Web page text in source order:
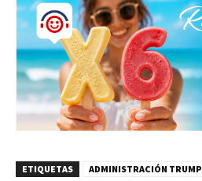
ETIQUETAS
ADMINISTRACIÓN TRUMP